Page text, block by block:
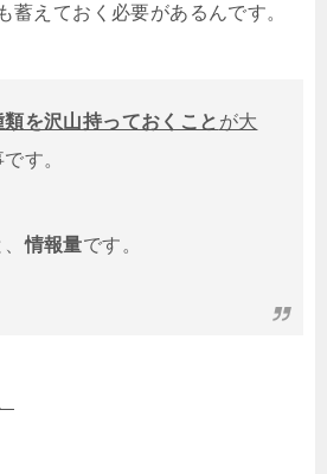
蓄えておく必要があるんです。
類を沢山持っておくこと が大
す。
、情報量です。